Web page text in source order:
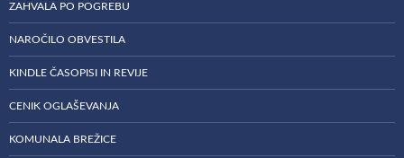
ZAHVALA PO POGREBU
NAROČILO OBVESTILA
KINDLE ČASOPISI IN REVIJE
CENIK OGLAŠEVANJA
KOMUNALA BREŽICE